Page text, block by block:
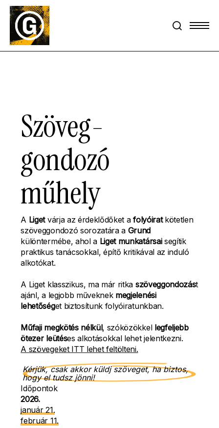
Skip
main
content
search
Menu
Szöveg-
gondozó
műhely
A Ligetvárja az érdeklődőket afolyóiratkötetlen
szöveggondozó sorozatára a Grund
különtermébe, ahol a Liget munkatársaisegítik
praktikus tanácsokkal, építő kritikával az induló
alkotókat.
A Liget klasszikus, ma már ritka szöveggondozást
ajánl, a legjobb műveknek megjelenési
lehetőséget biztosítunk folyóiratunkban.
Műfaji megkötés nélkül, szóközökkel legfeljebb
ötezer leütéses alkotásokkal lehet jelentkezni.
A szövegeket ITT lehet feltölteni.
Kérjük, csak akkor küldj szöveget, ha biztos,
hogy el tudsz jönni!
Időpontok
2026.
január 21.
február 11.